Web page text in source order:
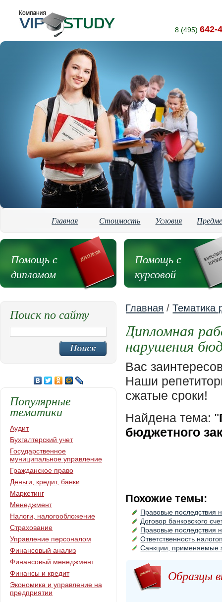
8 (495) 642-
Главная Стоимость Условия
Помощь с
дипломом
Помощь с
курсовой
Главная /Тематика
Дипломная
нарушения
Вас
Наши
сжатые сроки!
Найдена тема: "
бюджетного
Похожие темы:
Правовые последствия
Договор банковского
Правовые последствия
Ответственность
Санкции, применяемые
Образцы
Поиск по сайту
Популярные
тематики
Аудит
Бухгалтерский учет
Государственное
муниципальное управление
Гражданское право
Деньги, кредит, банки
Маркетинг
Менеджмент
Налоги, налогообложение
Страхование
Управление персоналом
Финансовый анализ
Финансовый менеджмент
Финансы и кредит
Экономика и управление на
предприятии